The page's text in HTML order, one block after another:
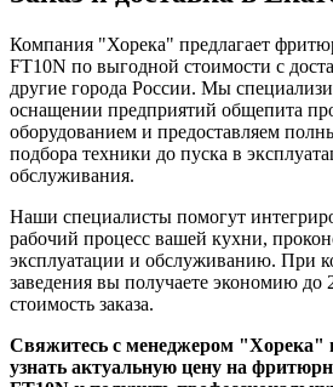
Компания "Хорека" предлагает
FT10N по выгодной стоимости с
другие города России. Мы
оснащении предприятий общепита
оборудованием и предоставляем
подбора техники до пуска в
обслуживания.
Наши специалисты помогут
рабочий процесс вашей кухни,
эксплуатации и обслуживанию. При
заведения вы получаете экономию
стоимость заказа.
Свяжитесь с менеджером "Хорека"
узнать актуальную цену на